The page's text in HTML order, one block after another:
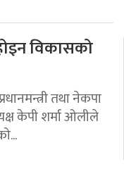
विकासको
तथा नेकपा
केपी शर्मा ओलीले